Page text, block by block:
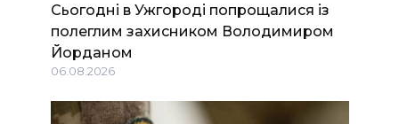
Сьогодні в Ужгороді попрощалися із
полеглим захисником Володимиром
Йорданом
06.08.2026